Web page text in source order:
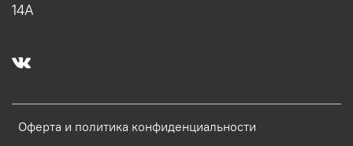
Оферта и политика конфиденциальности
14А